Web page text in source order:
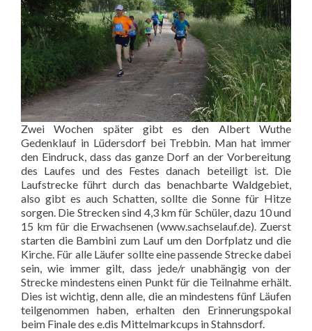
Zwei Wochen später gibt es den Albert Wuthe
Gedenklauf in Lüdersdorf bei Trebbin. Man hat immer
den Eindruck, dass das ganze Dorf an der Vorbereitung
des Laufes und des Festes danach beteiligt ist. Die
Laufstrecke führt durch das benachbarte Waldgebiet,
also gibt es auch Schatten, sollte die Sonne für Hitze
sorgen. Die Strecken sind 4,3 km für Schüler, dazu 10 und
15 km für die Erwachsenen (www.sachselauf.de). Zuerst
starten die Bambini zum Lauf um den Dorfplatz und die
Kirche. Für alle Läufer sollte eine passende Strecke dabei
sein, wie immer gilt, dass jede/r unabhängig von der
Strecke mindestens einen Punkt für die Teilnahme erhält.
Dies ist wichtig, denn alle, die an mindestens fünf Läufen
teilgenommen haben, erhalten den Erinnerungspokal
beim Finale des e.dis Mittelmarkcups in Stahnsdorf.